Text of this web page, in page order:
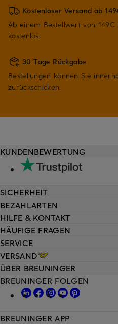
Kostenloser Versand ab
Ab einem Bestellwert von
kostenlos.
30 Tage Rückgabe
Bestellungen können Sie
zurückschicken.
HILFE & KONTAKT
HÄUFIGE FRAGEN
SERVICE
VERSAND
KUNDENBEWERTUNG
SICHERHEIT
BEZAHLARTEN
ÜBER BREUNINGER
BREUNINGER FOLGEN
BREUNINGER APP